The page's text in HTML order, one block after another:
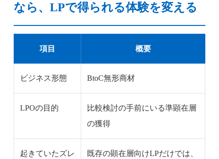
なら、LPで得られる体験を変える
項目 概要
ビジネス形態 BtoC無形商材
LPOの目的
比較検討の手前にいる準顕在層
の獲得
起きていたズレ
既存の顕在層向けLPだけでは、